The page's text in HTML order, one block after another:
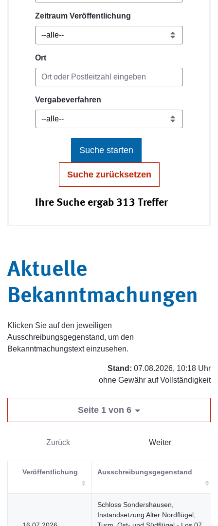
Zeitraum Veröffentlichung
Ort
Vergabeverfahren
Suche starten
Suche zurücksetzen
Ihre Suche ergab 313 Treffer
Aktuelle
Bekanntmachungen
Klicken Sie auf den jeweiligen
Ausschreibungsgegenstand, um den
Bekanntmachungstext einzusehen.
Stand: 07.08.2026, 10:18 Uhr
ohne Gewähr auf Vollständigkeit
Seite 1 von 6
Zurück Weiter
Veröffentlichung Ausschreibungsgegenstand
Schloss Sondershausen,
Instandsetzung Alter Nordflügel,